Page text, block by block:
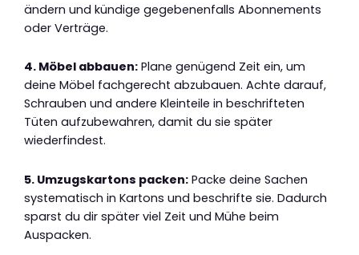
ändern und kündige gegebenenfalls Abonnements
oder Verträge.
4. Möbel abbauen: Plane genügend Zeit ein, um
deine Möbel fachgerecht abzubauen. Achte darauf,
Schrauben und andere Kleinteile in beschrifteten
Tüten aufzubewahren, damit du sie später
wiederfindest.
5. Umzugskartons packen: Packe deine Sachen
systematisch in Kartons und beschrifte sie. Dadurch
sparst du dir später viel Zeit und Mühe beim
Auspacken.